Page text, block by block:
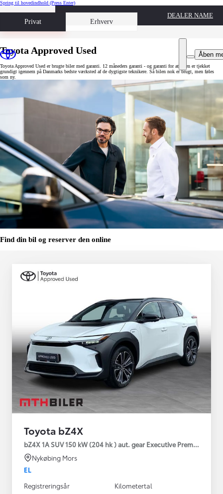
Spring til hovedindhold (Press Enter)
Privat Erhverv
Book prøvetur
DEALER NAME
Åben
Toyota Approved Used
Toyota Approved Used er brugte biler med garanti. 12 måneders garanti - og garanti for at bilen er tjekket
grundigt igennem på Danmarks bedste værksted af de dygtigste teknikere. Så bilen nok er brugt, men føles
som ny.
Find din bil og reserver den online
Toyota bZ4X
bZ4X 1A SUV 150 kW (204 hk ) aut. gear Executive Premium
Nykøbing Mors
EL
Registreringsår
Kilometertal